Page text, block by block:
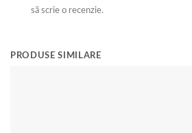
să scrie o recenzie.
PRODUSE SIMILARE